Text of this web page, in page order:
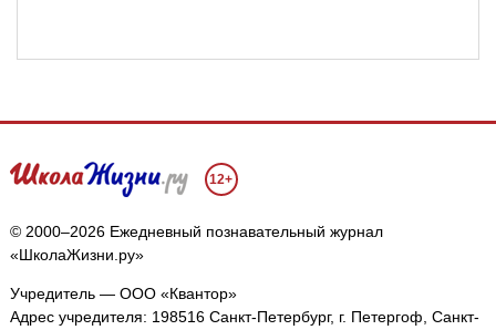
12+
© 2000–2026 Ежедневный познавательный журнал
«ШколаЖизни.ру»
Учредитель — ООО «Квантор»
Адрес учредителя: 198516 Санкт-Петербург, г. Петергоф, Санкт-